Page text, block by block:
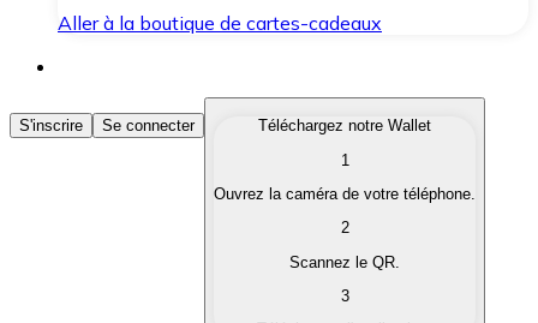
Aller à la boutique de cartes-cadeaux
Acheter des Cryptomonnaies
Achetez les cryptomonnaies qui vous intéressent
Convertissez vos cryptomonnaies en monnaie
S'inscrire Se connecter
Téléchargez notre Wallet
1
Ouvrez la caméra de votre téléphone.
2
Scannez le QR.
3